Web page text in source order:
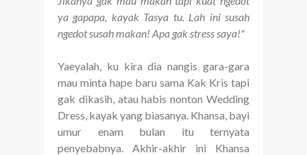
ya gapapa, kayak Tasya tu. Lah ini susah
ngedot susah makan! Apa gak stress saya!"
Yaeyalah, ku kira dia nangis gara-gara
mau minta hape baru sama Kak Kris tapi
gak dikasih, atau habis nonton Wedding
Dress, kayak yang biasanya. Khansa, bayi
umur enam bulan itu ternyata
penyebabnya. Akhir-akhir ini Khansa